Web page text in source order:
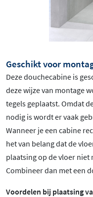
Geschikt voor
Deze douchecabine is
deze wijze van montage
tegels geplaatst. Omdat
nodig is wordt er vaak
Wanneer je een cabine
het van belang dat de
plaatsing op de vloer niet
Combineer dan met een
Voordelen bij plaatsing